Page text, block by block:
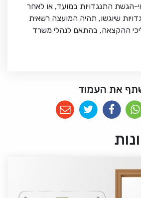
הגשת התנגדויות במועד, או לאחר
שיוגשו, תהיה המועצה רשאית
ההקצאה, בהתאם לנהלי משרד
את העמוד